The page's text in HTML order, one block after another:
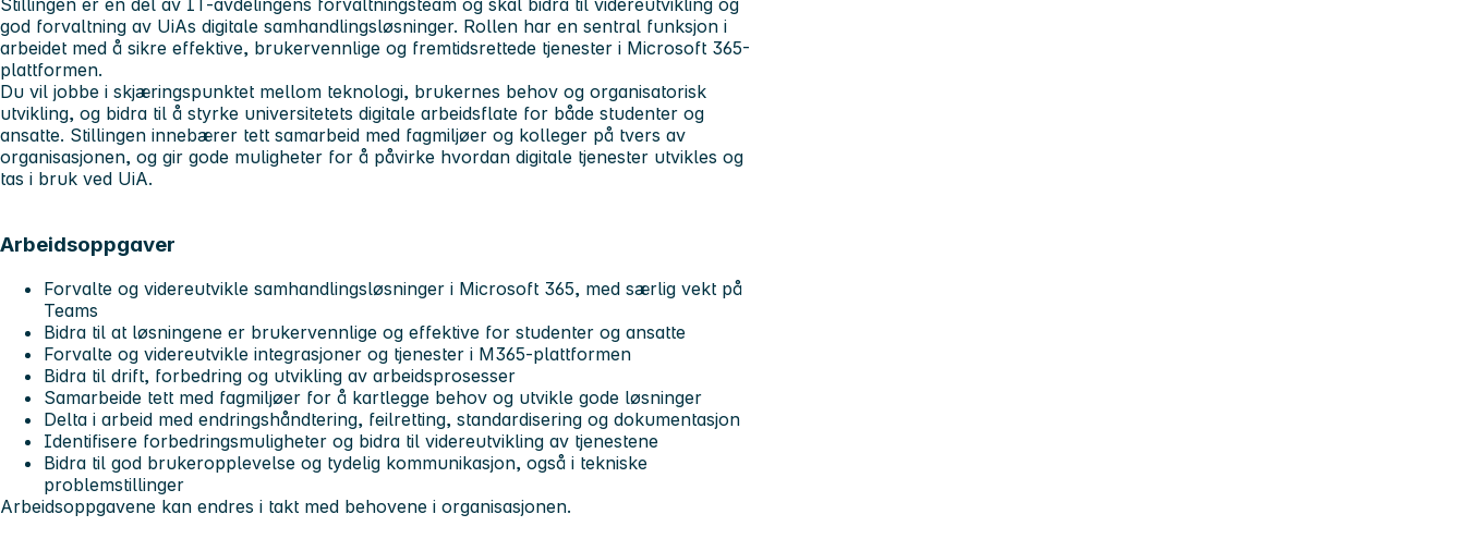
Stillingen er en del av IT-avdelingens forvaltningsteam og skal bidra til videreutvikling og
god forvaltning av UiAs digitale samhandlingsløsninger. Rollen har en sentral funksjon i
arbeidet med å sikre effektive, brukervennlige og fremtidsrettede tjenester i Microsoft 365-
plattformen.
Du vil jobbe i skjæringspunktet mellom teknologi, brukernes behov og organisatorisk
utvikling, og bidra til å styrke universitetets digitale arbeidsflate for både studenter og
ansatte. Stillingen innebærer tett samarbeid med fagmiljøer og kolleger på tvers av
organisasjonen, og gir gode muligheter for å påvirke hvordan digitale tjenester utvikles og
tas i bruk ved UiA.
Arbeidsoppgaver
Forvalte og videreutvikle samhandlingsløsninger i Microsoft 365, med særlig vekt på
Teams
Bidra til at løsningene er brukervennlige og effektive for studenter og ansatte
Forvalte og videreutvikle integrasjoner og tjenester i M365-plattformen
Bidra til drift, forbedring og utvikling av arbeidsprosesser
Samarbeide tett med fagmiljøer for å kartlegge behov og utvikle gode løsninger
Delta i arbeid med endringshåndtering, feilretting, standardisering og dokumentasjon
Identifisere forbedringsmuligheter og bidra til videreutvikling av tjenestene
Bidra til god brukeropplevelse og tydelig kommunikasjon, også i tekniske
problemstillinger
Arbeidsoppgavene kan endres i takt med behovene i organisasjonen.